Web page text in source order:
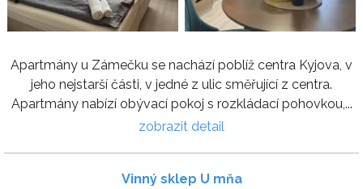
Apartmány u Zámečku se nachází poblíž centra Kyjova, v
jeho nejstarší části, v jedné z ulic směřující z centra.
Apartmány nabízí obývací pokoj s rozkládací pohovkou,...
zobrazit detail
Vinný sklep U mňa